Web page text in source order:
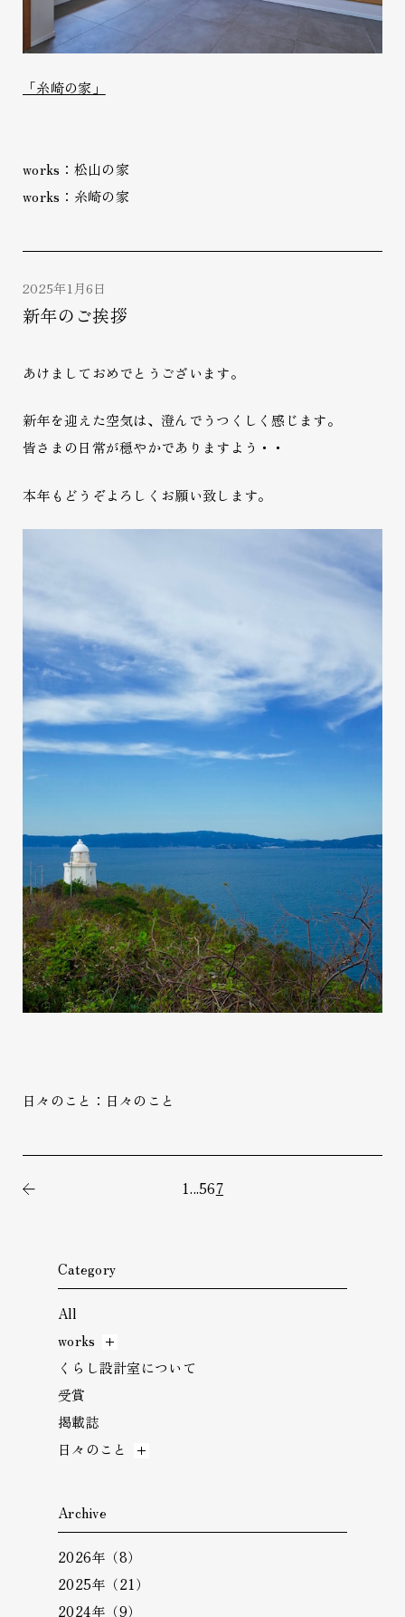
「糸崎の家」
works：松山の家
works：糸崎の家
2025年1月6日
新年のご挨拶
あけましておめでとうございます。
新年を迎えた空気は、澄んでうつくしく感じます。
皆さまの日常が穏やかでありますよう・・
本年もどうぞよろしくお願い致します。
日々のこと：日々のこと
1...567
Category
All
works
くらし設計室について
受賞
掲載誌
日々のこと
Archive
2026年（8）
2025年（21）
2024年（9）